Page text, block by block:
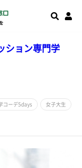
ション専門学
コーデ5days 女子大生